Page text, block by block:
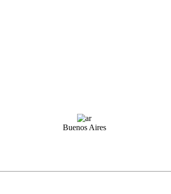
Buenos Aires